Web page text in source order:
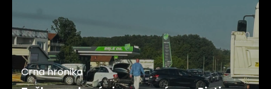
Crna hronika